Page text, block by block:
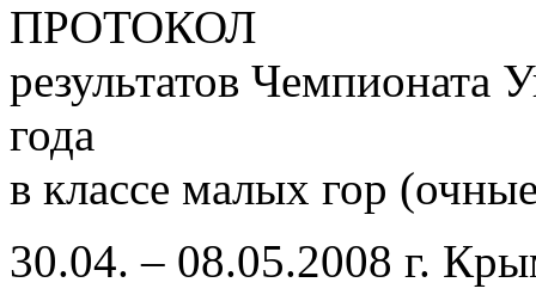
ПРОТОКОЛ
результатов Чемпионата
года
в классе малых гор
30.04. – 08.05.2008 г.